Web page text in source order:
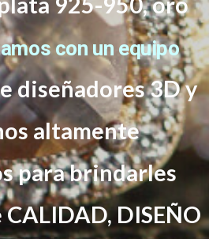
con un equipo
diseñadores 3D y
altamente
para brindarles
DISEÑO